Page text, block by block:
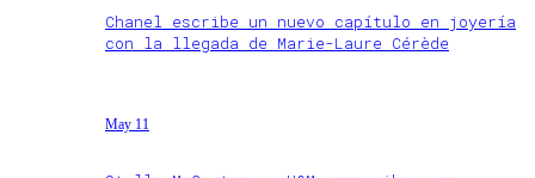
Chanel escribe un nuevo capítulo en joyería
con la llegada de Marie-Laure Cérède
May 11